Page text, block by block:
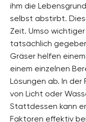
ihm die
selbst abstirbt.
Zeit. Umso
tatsächlich
Gräser helfen
einem einzelnen
Lösungen ab. In
von Licht oder
Stattdessen kann
Faktoren effektiv